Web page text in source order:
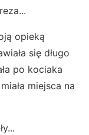
opieką
się długo
po kociaka
miejsca na